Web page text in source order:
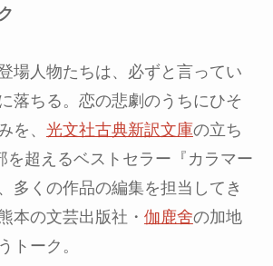
場人物たちは、必ずと言ってい
落ちる。恋の悲劇のうちにひそ
を、 光文社古典新訳文庫の立ち
を超えるベストセラー『カラマー
多くの作品の編集を担当してき
本の文芸出版社・ 伽鹿舍の加地
トーク。